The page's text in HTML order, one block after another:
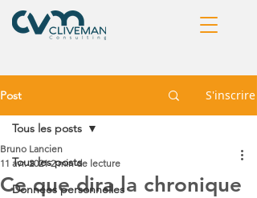
Post S'inscrire
Tous les posts
Données personnelles
Tous les posts
Ce que dira la chronique
Bruno Lancien
11 avr. 2021 2 min de lecture